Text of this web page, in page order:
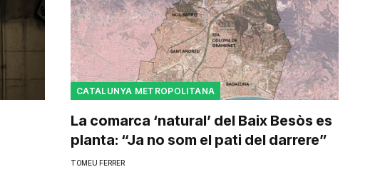
CATALUNYA METROPOLITANA
La comarca ‘natural’ del Baix Besòs es
planta: “Ja no som el pati del darrere”
TOMEU FERRER